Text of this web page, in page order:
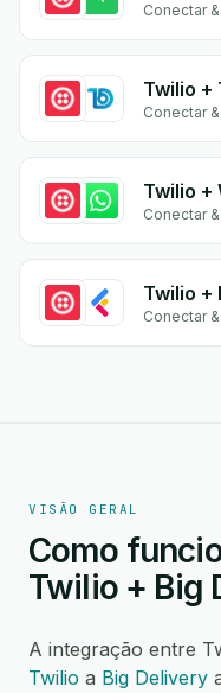
Conectar
Twilio +
Conectar
Twilio +
Conectar
Twilio
Conectar
VISÃO GERAL
Como
Twilio + Big
A integração entre
Twilio a Big Delivery